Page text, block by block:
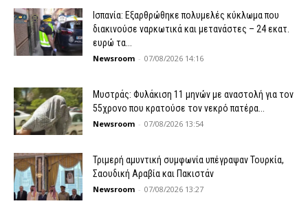
Ισπανία: Εξαρθρώθηκε πολυμελές κύκλωμα που
διακινούσε ναρκωτικά και μετανάστες – 24 εκατ.
ευρώ τα...
Newsroom - 07/08/2026 14:16
Μυστράς: Φυλάκιση 11 μηνών με αναστολή για τον
55χρονο που κρατούσε τον νεκρό πατέρα...
Newsroom - 07/08/2026 13:54
Τριμερή αμυντική συμφωνία υπέγραψαν Τουρκία,
Σαουδική Αραβία και Πακιστάν
Newsroom - 07/08/2026 13:27